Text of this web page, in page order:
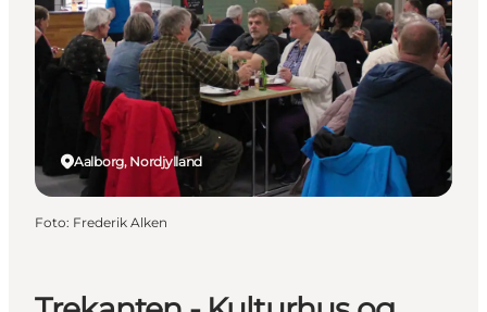
Oplevelser
Overnatning
Planlæg ferien
Aalborg, Nordjylland
Foto: Frederik Alken